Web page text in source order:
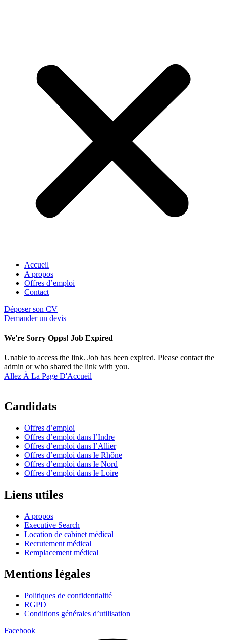
Accueil
A propos
Offres d’emploi
Contact
Déposer son CV
Demander un devis
We're Sorry Opps! Job Expired
Unable to access the link. Job has been expired. Please contact the
admin or who shared the link with you.
Allez À La Page D'Accueil
Candidats
Offres d’emploi
Offres d’emploi dans l’Indre
Offres d’emploi dans l’Allier
Offres d’emploi dans le Rhône
Offres d’emploi dans le Nord
Offres d’emploi dans le Loire
Liens utiles
A propos
Executive Search
Location de cabinet médical
Recrutement médical
Remplacement médical
Mentions légales
Politiques de confidentialité
RGPD
Conditions générales d’utilisation
Facebook